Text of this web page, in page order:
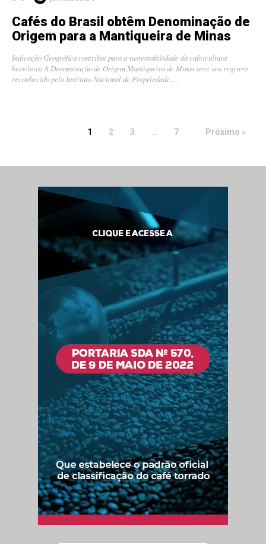
Cafés do Brasil obtêm Denominação de
Origem para a Mantiqueira de Minas
Indicação Geográfica contribui para a sustentabilidade da cafeicultura
brasileira A Denominação de Origem Mantiqueira de Minas teve seu registro
reconhecido pelo Instituto Nacional de Propriedade …
1 2 3 … 7 Próximo »